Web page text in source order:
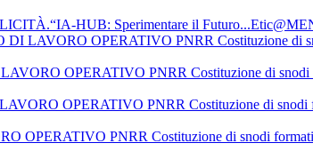
HUB: Sperimentare il
OPERATIVO PNRR Costituzione di
OPERATIVO PNRR Costituzione di snodi
OPERATIVO PNRR Costituzione di snodi
PNRR Costituzione di snodi